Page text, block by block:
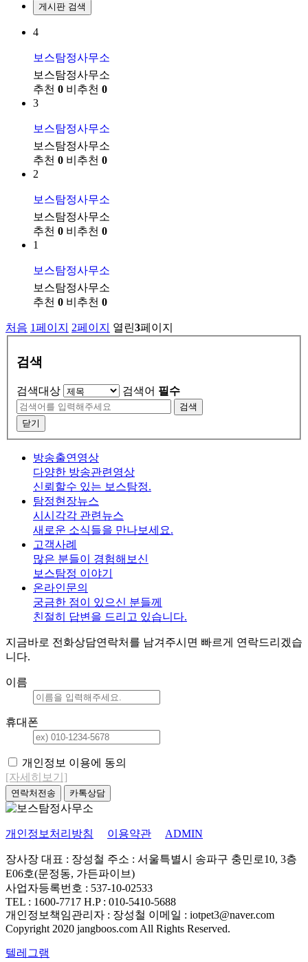
게시판 검색
4
보스탐정사무소
보스탐정사무소
추천 0 비추천 0
3
보스탐정사무소
보스탐정사무소
추천 0 비추천 0
2
보스탐정사무소
보스탐정사무소
추천 0 비추천 0
1
보스탐정사무소
보스탐정사무소
추천 0 비추천 0
처음 1페이지 2페이지 열린3페이지
검색
검색대상 검색어 필수
검색
닫기
방송출연영상
다양한 방송관련영상
신뢰할수 있는 보스탐정.
탐정현장뉴스
시시각각 관련뉴스
새로운 소식들을 만나보세요.
고객사례
많은 분들이 경험해보신
보스탐정 이야기
온라인문의
궁금한 점이 있으신 분들께
친절히 답변을 드리고 있습니다.
지금바로 전화상담연락처를 남겨주시면 빠르게 연락드리겠습
니다.
이름
휴대폰
개인정보 이용에 동의
[자세히보기]
개인정보처리방침 이용약관 ADMIN
장사장 대표 : 장성철 주소 : 서울특별시 송파구 충민로10, 3층
E06호(문정동, 가든파이브)
사업자등록번호 : 537-10-02533
TEL : 1600-7717 H.P : 010-5410-5688
개인정보책임관리자 : 장성철 이메일 : iotpet3@naver.com
Copyright 2020 jangboos.com All Rights Reserved.
텔레그램